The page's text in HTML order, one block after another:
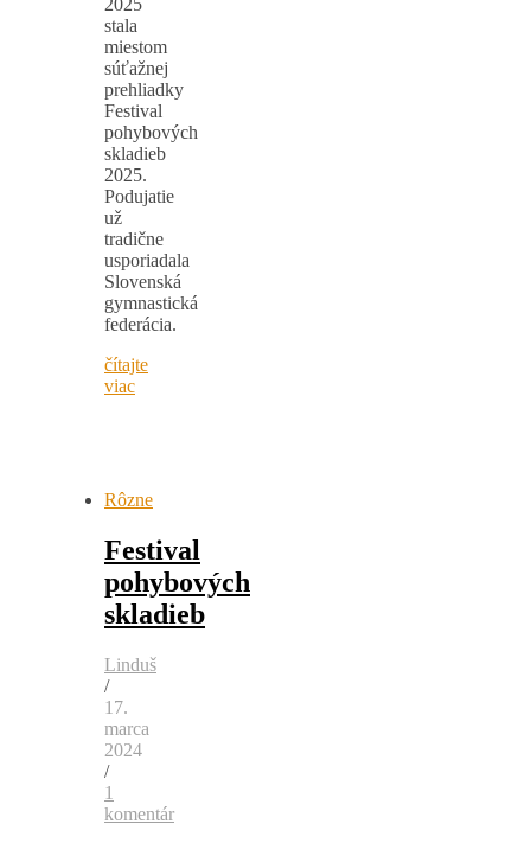
2025
stala
miestom
súťažnej
prehliadky
Festival
pohybových
skladieb
2025.
Podujatie
už
tradične
usporiadala
Slovenská
gymnastická
federácia.
čítajte
viac
Rôzne
Festival
pohybových
skladieb
Linduš
/
17.
marca
2024
/
1
komentár